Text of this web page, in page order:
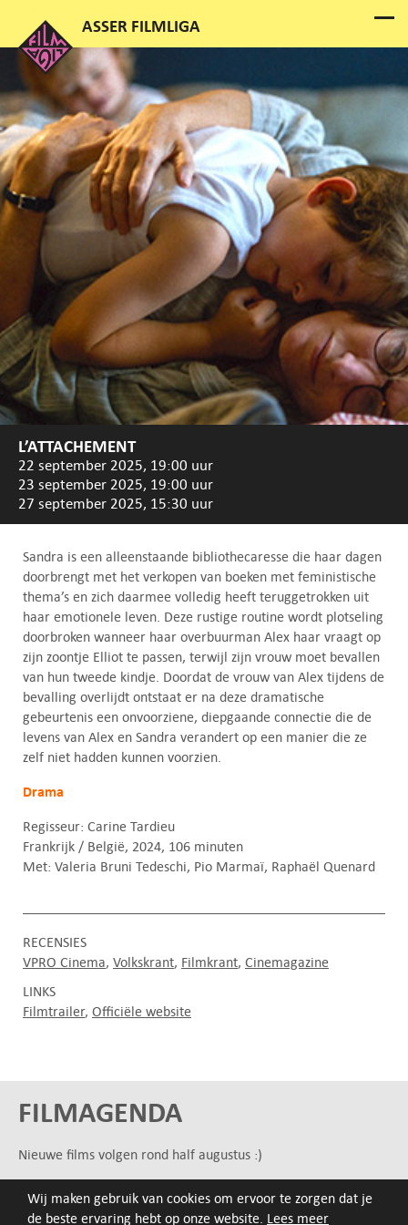
Wij maken gebruik van cookies om ervoor te zorgen dat je
de beste ervaring hebt op onze website. Lees meer
L’ATTACHEMENT
22 september 2025, 19:00 uur
23 september 2025, 19:00 uur
27 september 2025, 15:30 uur
Sandra is een alleenstaande bibliothecaresse die haar dagen
doorbrengt met het verkopen van boeken met feministische
thema’s en zich daarmee volledig heeft teruggetrokken uit
haar emotionele leven. Deze rustige routine wordt plotseling
doorbroken wanneer haar overbuurman Alex haar vraagt op
zijn zoontje Elliot te passen, terwijl zijn vrouw moet bevallen
van hun tweede kindje. Doordat de vrouw van Alex tijdens de
bevalling overlijdt ontstaat er na deze dramatische
gebeurtenis een onvoorziene, diepgaande connectie die de
levens van Alex en Sandra verandert op een manier die ze
zelf niet hadden kunnen voorzien.
Drama
Regisseur: Carine Tardieu
Frankrijk / België, 2024, 106 minuten
Met: Valeria Bruni Tedeschi, Pio Marmaï, Raphaël Quenard
RECENSIES
VPRO Cinema Volkskrant Filmkrant Cinemagazine
LINKS
Filmtrailer Officiële website
FILMAGENDA
Nieuwe films volgen rond half augustus :)
ARCHIEF